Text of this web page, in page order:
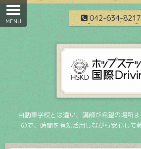
042-634-8217
自動車学校とは違い、講師が希望の場所
ので、時間を有効活用しながら安心して